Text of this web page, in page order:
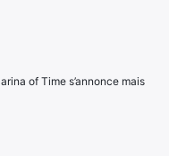
of Time s’annonce mais